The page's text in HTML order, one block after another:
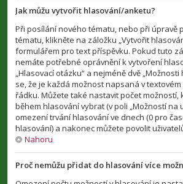
Jak můžu vytvořit hlasování/anketu?
Při posílání nového tématu, nebo při úpravě
tématu, klikněte na záložku „Vytvořit
formulářem pro text příspěvku. Pokud tuto
nemáte potřebné oprávnění k vytvoření
„Hlasovací otázku“ a nejméně dvě
se, že je každá možnost napsaná v
řádku. Můžete také nastavit počet možností,
během hlasování vybrat (v poli „Možností na
omezení trvání hlasování ve dnech (0 pro
hlasování) a nakonec můžete povolit
Nahoru
Proč nemůžu přidat do hlasování více